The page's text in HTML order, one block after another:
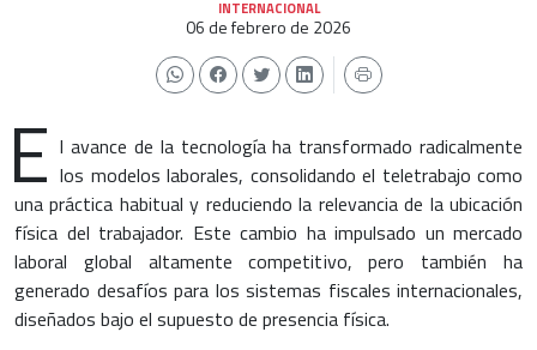
INTERNACIONAL
06 de febrero de 2026
E l avance de la tecnología ha transformado radicalmente
los modelos laborales, consolidando el teletrabajo como
una práctica habitual y reduciendo la relevancia de la ubicación
física del trabajador. Este cambio ha impulsado un mercado
laboral global altamente competitivo, pero también ha
generado desafíos para los sistemas fiscales internacionales,
diseñados bajo el supuesto de presencia física.